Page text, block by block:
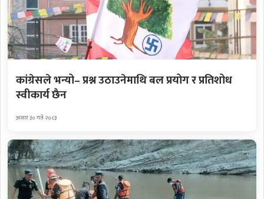
कांग्रेसले भन्यो– प्रश्न उठाउनेमाथि बल प्रयोग र प्रतिशोध
स्वीकार्य छैन
असार ३० गते २०८३